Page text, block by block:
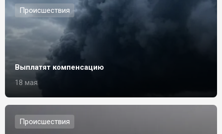
Происшествия
Выплатят компенсацию
18 мая
Происшествия